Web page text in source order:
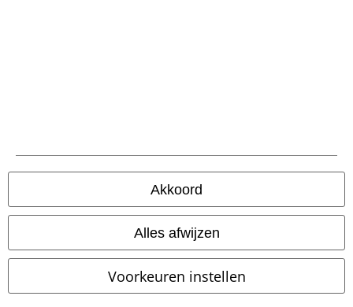
Akkoord
Alles afwijzen
Voorkeuren instellen
wettelijke BTW
© 1986-2026 Large Popmerchandising BV
Onze online shops